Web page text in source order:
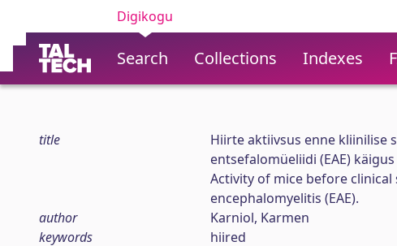
Digikogu
Search Collections Indexes
title
Hiirte aktiivsus enne kliinilise
entsefalomüeliidi (EAE) käigus
Activity of mice before
encephalomyelitis (EAE).
author
Karniol, Karmen
keywords
hiired